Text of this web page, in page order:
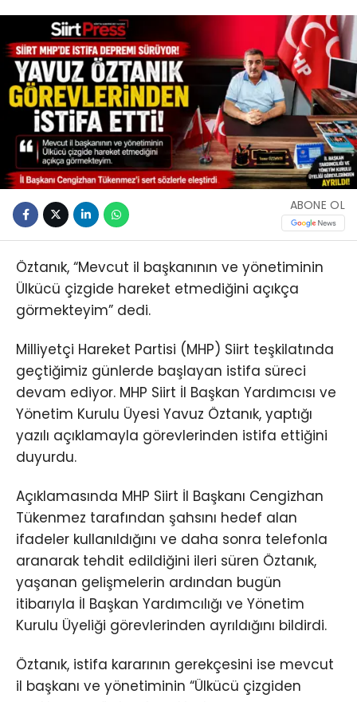
ABONE OL
Öztanık, “Mevcut il başkanının ve yönetiminin
Ülkücü çizgide hareket etmediğini açıkça
görmekteyim” dedi.
Milliyetçi Hareket Partisi (MHP) Siirt teşkilatında
geçtiğimiz günlerde başlayan istifa süreci
devam ediyor. MHP Siirt İl Başkan Yardımcısı ve
Yönetim Kurulu Üyesi Yavuz Öztanık, yaptığı
yazılı açıklamayla görevlerinden istifa ettiğini
duyurdu.
Açıklamasında MHP Siirt İl Başkanı Cengizhan
Tükenmez tarafından şahsını hedef alan
ifadeler kullanıldığını ve daha sonra telefonla
aranarak tehdit edildiğini ileri süren Öztanık,
yaşanan gelişmelerin ardından bugün
itibarıyla İl Başkan Yardımcılığı ve Yönetim
Kurulu Üyeliği görevlerinden ayrıldığını bildirdi.
Öztanık, istifa kararının gerekçesini ise mevcut
il başkanı ve yönetiminin “Ülkücü çizgiden